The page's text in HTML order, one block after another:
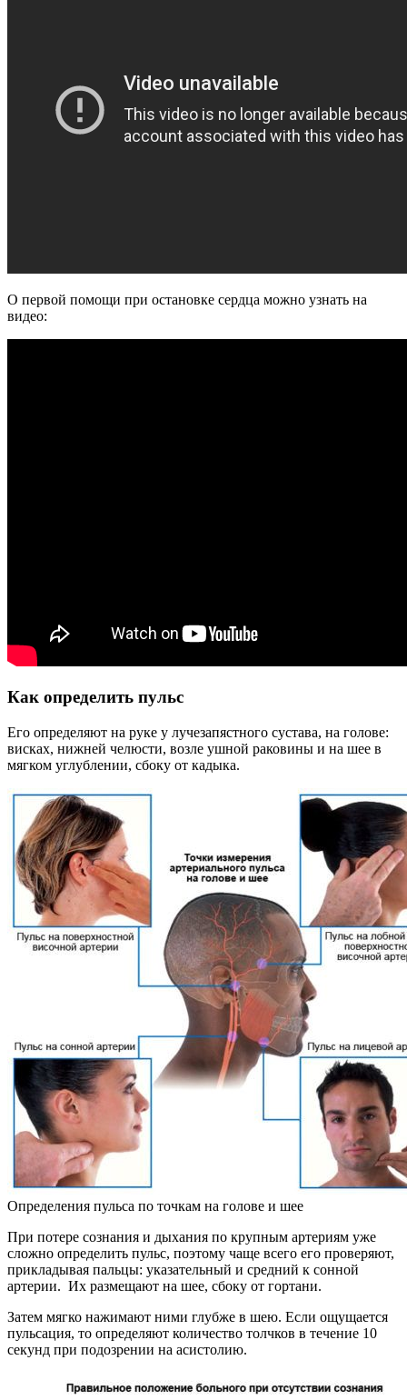
О первой помощи при остановке сердца можно узнать на
видео:
Как определить пульс
Его определяют на руке у лучезапястного сустава, на голове:
висках, нижней челюсти, возле ушной раковины и на шее в
мягком углублении, сбоку от кадыка.
Определения пульса по точкам на голове и шее
При потере сознания и дыхания по крупным артериям уже
сложно определить пульс, поэтому чаще всего его проверяют,
прикладывая пальцы: указательный и средний к сонной
артерии. Их размещают на шее, сбоку от гортани.
Затем мягко нажимают ними глубже в шею. Если ощущается
пульсация, то определяют количество толчков в течение 10
секунд при подозрении на асистолию.